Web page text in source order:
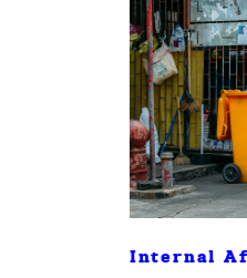
Internal